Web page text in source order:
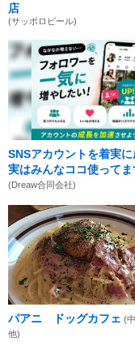
店
(サッポロビール)
SNSアカウントを着実に
実はみんなココ使ってま
(Dreaw合同会社)
パアニ ドッグカフェ (
他)